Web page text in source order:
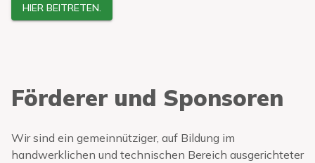
HIER BEITRETEN.
Förderer und Sponsoren
Wir sind ein gemeinnütziger, auf Bildung im
handwerklichen und technischen Bereich ausgerichteter